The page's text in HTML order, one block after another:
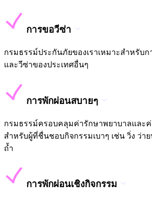
การขอวีซ่า
กรมธรรม์ประกันภัยของเราเหมาะสำหรับก
และวีซ่าของประเทศอื่นๆ
การพักผ่อนสบายๆ
กรมธรรม์ครอบคลุมค่ารักษาพยาบาลและค่
สำหรับผู้ที่ชื่นชอบกิจกรรมเบาๆ เช่น วิ่ง ว่า
ถ้ำ
การพักผ่อนเชิงกิจกรรม